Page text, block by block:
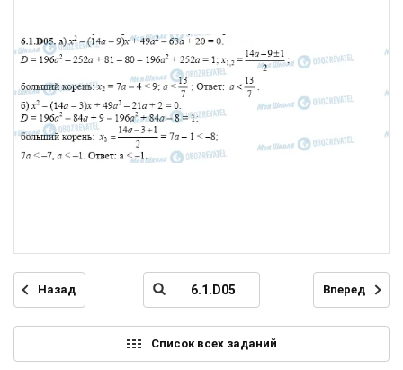
Назад Вперед
Список всех заданий